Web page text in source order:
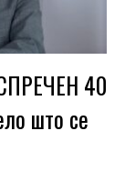
40
што се